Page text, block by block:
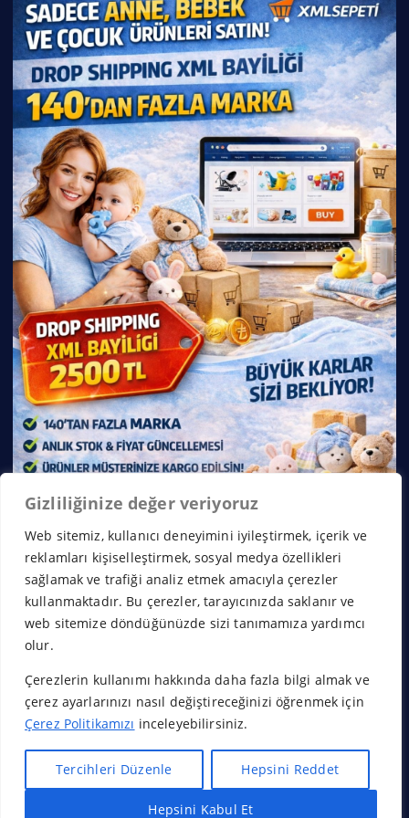
Gizliliğinize değer veriyoruz
Web sitemiz, kullanıcı deneyimini iyileştirmek, içerik ve
reklamları kişiselleştirmek, sosyal medya özellikleri
sağlamak ve trafiği analiz etmek amacıyla çerezler
kullanmaktadır. Bu çerezler, tarayıcınızda saklanır ve
web sitemize döndüğünüzde sizi tanımamıza yardımcı
olur.
Çerezlerin kullanımı hakkında daha fazla bilgi almak ve
çerez ayarlarınızı nasıl değiştireceğinizi öğrenmek için
Çerez Politikamızı inceleyebilirsiniz.
Tercihleri Düzenle Hepsini Reddet
Hepsini Kabul Et
Copyright © 2026 Franchise Borsası | Powered by
Themes
Başa Dön